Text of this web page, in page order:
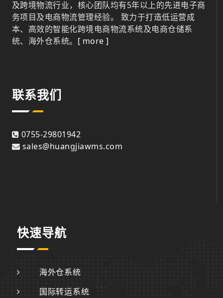
及跨境物流行业，核心团队均有5年以上的先进电子商
务项目及电商物流管理经验。 致力于打造低运营成
本、高效的智能化跨境电商物流系统及电商仓储系
统、海外仓系统。 [ more ]
联系我们
0755-29801942
sales@huangjiawms.com
快速导航
海外仓系统
国际转运系统